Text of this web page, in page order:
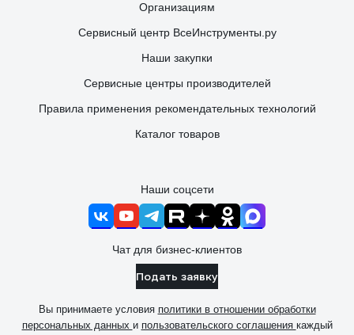
Организациям
Сервисный центр ВсеИнструменты.ру
Наши закупки
Сервисные центры производителей
Правила применения рекомендательных технологий
Каталог товаров
Наши соцсети
Чат для бизнес-клиентов
Подать заявку
Вы принимаете условия политики в отношении обработки
персональных данных и пользовательского соглашения каждый